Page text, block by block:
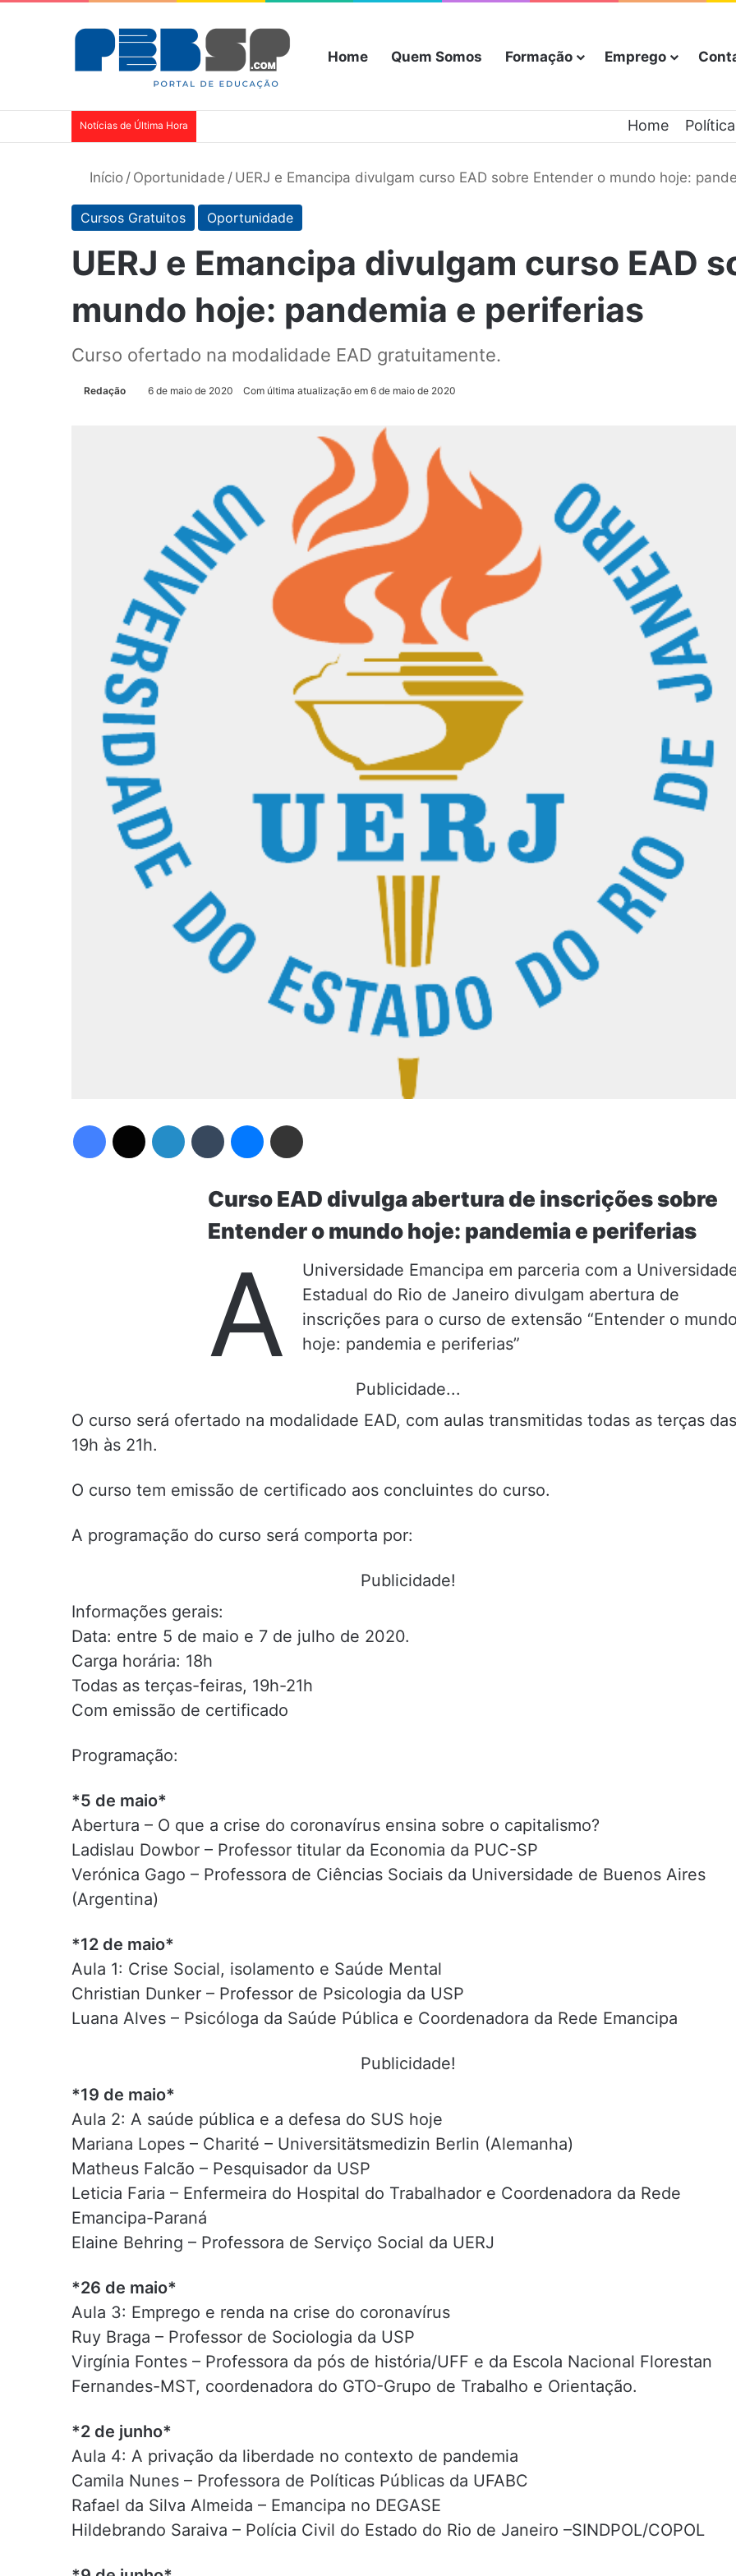
Home Quem Somos Formação Emprego
Notícias de Última Hora Home
Início / Oportunidade / UERJ e Emancipa divulgam curso EAD sobre Entender o mundo hoje:
Cursos Gratuitos Oportunidade
UERJ e Emancipa divulgam curso EAD
mundo hoje: pandemia e periferias
Curso ofertado na modalidade EAD gratuitamente.
Redação 6 de maio de 2020 Com última atualização em 6 de maio de 2020
Curso EAD divulga abertura de inscrições sobre
Entender o mundo hoje: pandemia e periferias
A
Universidade Emancipa em parceria com a
Estadual do Rio de Janeiro divulgam abertura de
inscrições para o curso de extensão “Entender o mundo
hoje: pandemia e periferias”
Publicidade...
O curso será ofertado na modalidade EAD, com aulas transmitidas todas as terças das
19h às 21h.
O curso tem emissão de certificado aos concluintes do curso.
A programação do curso será comporta por:
Publicidade!
Informações gerais:
Data: entre 5 de maio e 7 de julho de 2020.
Carga horária: 18h
Todas as terças-feiras, 19h-21h
Com emissão de certificado
Programação:
*5 de maio*
Abertura – O que a crise do coronavírus ensina sobre o capitalismo?
Ladislau Dowbor – Professor titular da Economia da PUC-SP
Verónica Gago – Professora de Ciências Sociais da Universidade de Buenos Aires
(Argentina)
*12 de maio*
Aula 1: Crise Social, isolamento e Saúde Mental
Christian Dunker – Professor de Psicologia da USP
Luana Alves – Psicóloga da Saúde Pública e Coordenadora da Rede Emancipa
Publicidade!
*19 de maio*
Aula 2: A saúde pública e a defesa do SUS hoje
Mariana Lopes – Charité – Universitätsmedizin Berlin (Alemanha)
Matheus Falcão – Pesquisador da USP
Leticia Faria – Enfermeira do Hospital do Trabalhador e Coordenadora da Rede
Emancipa-Paraná
Elaine Behring – Professora de Serviço Social da UERJ
*26 de maio*
Aula 3: Emprego e renda na crise do coronavírus
Ruy Braga – Professor de Sociologia da USP
Virgínia Fontes – Professora da pós de história/UFF e da Escola Nacional Florestan
Fernandes-MST, coordenadora do GTO-Grupo de Trabalho e Orientação.
*2 de junho*
Aula 4: A privação da liberdade no contexto de pandemia
Camila Nunes – Professora de Políticas Públicas da UFABC
Rafael da Silva Almeida – Emancipa no DEGASE
Hildebrando Saraiva – Polícia Civil do Estado do Rio de Janeiro –SINDPOL/COPOL